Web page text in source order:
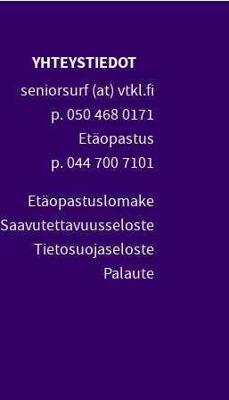
YHTEYSTIEDOT
seniorsurf (at) vtkl.fi
p. 050 468 0171
Etäopastus
p. 044 700 7101
Etäopastuslomake
Saavutettavuusseloste
Tietosuojaseloste
Palaute